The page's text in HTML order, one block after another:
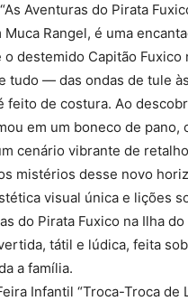
Aventuras do Pirata
Muca Rangel, é uma
o destemido Capitão Fuxico
tudo — das ondas de tule
de costura. Ao
em um boneco de pano,
cenário vibrante de
mistérios desse novo
visual única e lições
do Pirata Fuxico na Ilha do
tátil e lúdica, feita
a família.
Infantil “Troca-Troca de